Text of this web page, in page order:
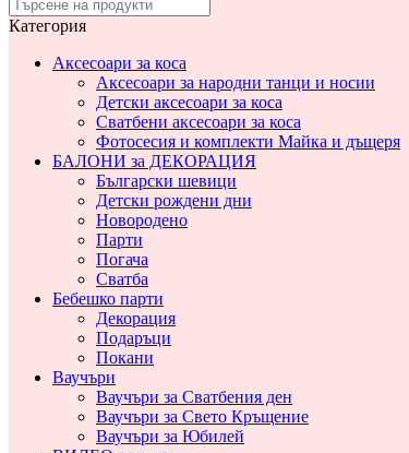
Категория
Аксесоари за коса
Аксесоари за народни танци и носии
Детски аксесоари за коса
Сватбени аксесоари за коса
Фотосесия и комплекти Майка и дъщеря
БАЛОНИ за ДЕКОРАЦИЯ
Български шевици
Детски рождени дни
Новородено
Парти
Погача
Сватба
Бебешко парти
Декорация
Подаръци
Покани
Ваучъри
Ваучъри за Сватбения ден
Ваучъри за Свето Кръщение
Ваучъри за Юбилей